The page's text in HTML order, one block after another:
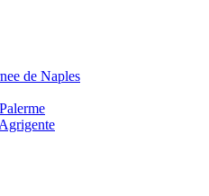
de Naples